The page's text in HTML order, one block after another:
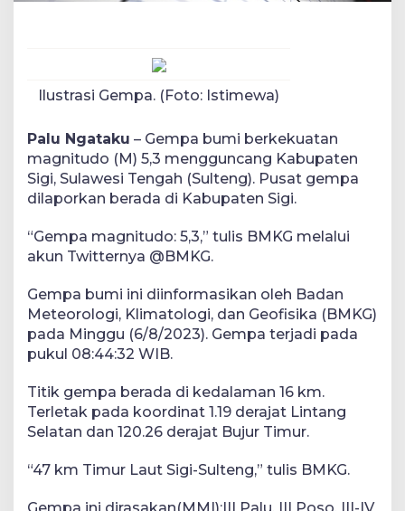
Ilustrasi Gempa. (Foto: Istimewa)
Palu Ngataku – Gempa bumi berkekuatan
magnitudo (M) 5,3 mengguncang Kabupaten
Sigi, Sulawesi Tengah (Sulteng). Pusat gempa
dilaporkan berada di Kabupaten Sigi.
“Gempa magnitudo: 5,3,” tulis BMKG melalui
akun Twitternya @BMKG.
Gempa bumi ini diinformasikan oleh Badan
Meteorologi, Klimatologi, dan Geofisika (BMKG)
pada Minggu (6/8/2023). Gempa terjadi pada
pukul 08:44:32 WIB.
Titik gempa berada di kedalaman 16 km.
Terletak pada koordinat 1.19 derajat Lintang
Selatan dan 120.26 derajat Bujur Timur.
“47 km Timur Laut Sigi-Sulteng,” tulis BMKG.